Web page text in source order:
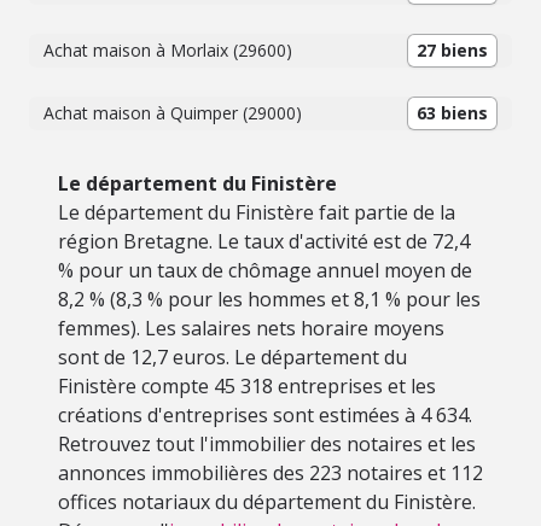
Achat maison à Morlaix (29600) 27 biens
Achat maison à Quimper (29000) 63 biens
Le département du Finistère
Le département du Finistère fait partie de la
région Bretagne. Le taux d'activité est de 72,4
% pour un taux de chômage annuel moyen de
8,2 % (8,3 % pour les hommes et 8,1 % pour les
femmes). Les salaires nets horaire moyens
sont de 12,7 euros. Le département du
Finistère compte 45 318 entreprises et les
créations d'entreprises sont estimées à 4 634.
Retrouvez tout l'immobilier des notaires et les
annonces immobilières des 223 notaires et 112
offices notariaux du département du Finistère.